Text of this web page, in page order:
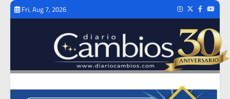
Skip
Fri, Aug 7, 2026 Instagram
TwitterFacebook